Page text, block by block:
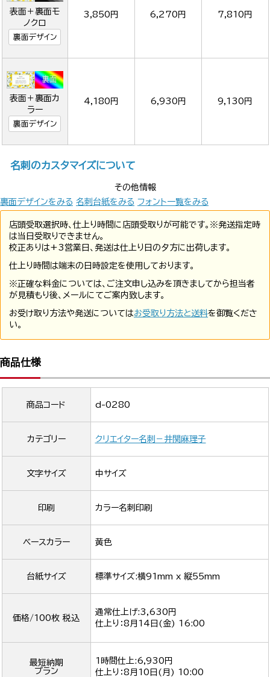
表面＋裏面モ
ノクロ
裏面デザイン
3,850円 6,270円 7,810円
表面＋裏面カ
ラー
裏面デザイン
4,180円 6,930円 9,130円
名刺のカスタマイズについて
その他情報
裏面デザインをみる 名刺台紙をみる フォント一覧をみる
店頭受取選択時、仕上り時間に店頭受取りが可能です。※発送指定時
は当日受取りできません。
校正ありは+3営業日、発送は仕上り日の夕方に出荷します。
仕上り時間は端末の日時設定を使用しております。
※正確な料金については、ご注文申し込みを頂きましてから担当者
が見積もり後、メールにてご案内致します。
お受け取り方法や発送についてはお受取り方法と送料を御覧くださ
い。
商品仕様
商品コード d-0280
カテゴリー クリエイター名刺－井関麻理子
文字サイズ 中サイズ
印刷 カラー名刺印刷
ベースカラー 黄色
台紙サイズ 標準サイズ:横91mm x 縦55mm
価格/100枚 税込
通常仕上げ:3,630円
仕上り：8月14日(金) 16:00
最短納期
プラン
1時間仕上:6,930円
仕上り：8月10日(月) 10:00